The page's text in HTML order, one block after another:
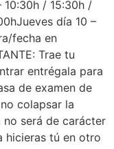
10:30h / 15:30h /
día 10 –
fecha en
Trae tu
entrégala para
de examen de
colapsar la
será de carácter
hicieras tú en otro